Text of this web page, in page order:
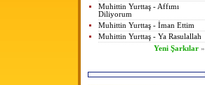
Muhittin Yurttaş - Affımı
Diliyorum
Muhittin Yurttaş - İman Ettim
Muhittin Yurttaş - Ya Rasulallah
Yeni Şarkılar »